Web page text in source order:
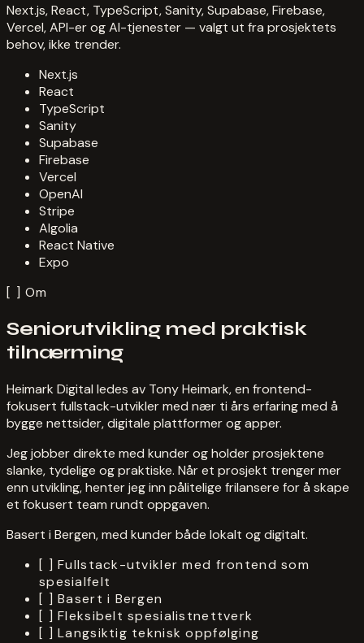
Next.js, React, TypeScript, Sanity, Supabase, Firebase,
Vercel, API-er og AI-tjenester — valgt ut fra prosjektets
behov, ikke trender.
Next.js
React
TypeScript
Sanity
Supabase
Firebase
Vercel
OpenAI
Stripe
Algolia
React Native
Expo
[ ]Om
Seniorutvikling med praktisk
tilnærming
Heimark Digital ledes av Tony Heimark, en frontend-
fokusert fullstack-utvikler med nær ti års erfaring med å
bygge nettsider, digitale plattformer og apper.
Jeg jobber direkte med kunder og holder prosjektene
slanke, tydelige og praktiske. Når et prosjekt trenger mer
enn utvikling, henter jeg inn pålitelige frilansere for å skape
et fokusert team rundt oppgaven.
Basert i Bergen, med kunder både lokalt og digitalt.
[ ] Fullstack-utvikler med frontend som
spesialfelt
[ ] Basert i Bergen
[ ] Fleksibelt spesialistnettverk
[ ] Langsiktig teknisk oppfølging